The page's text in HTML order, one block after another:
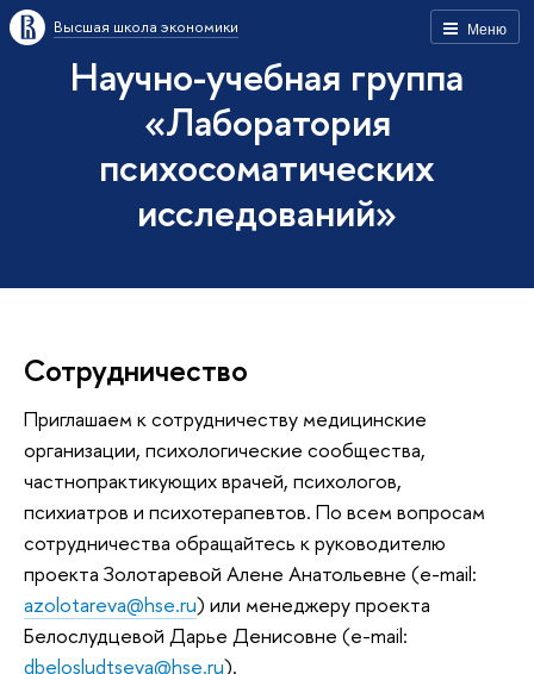
Меню
Высшая школа экономики
Научно-учебная группа
«Лаборатория
психосоматических
исследований»
Сотрудничество
Приглашаем к сотрудничеству медицинские
организации, психологические сообщества,
частнопрактикующих врачей, психологов,
психиатров и психотерапевтов. По всем вопросам
сотрудничества обращайтесь к руководителю
проекта Золотаревой Алене Анатольевне (e-mail:
azolotareva@hse.ru) или менеджеру проекта
Белослудцевой Дарье Денисовне (e-mail:
dbelosludtseva@hse.ru).